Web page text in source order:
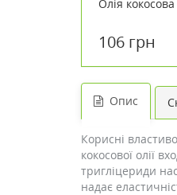
Олія
106 грн
Опис
Корисні
кокосової олії
тригліцериди
надає